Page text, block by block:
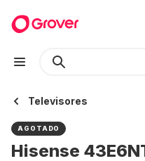
Televisores
AGOTADO
Hisense